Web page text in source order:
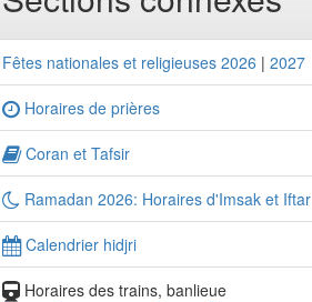
Fêtes nationales et religieuses 2026 | 2027
Horaires de prières
Coran et Tafsir
Ramadan 2026: Horaires d'Imsak et Iftar
Calendrier hidjri
Horaires des trains, banlieue